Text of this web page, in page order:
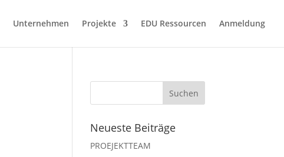
Unternehmen Projekte EDU Ressourcen Anmeldung
Neueste Beiträge
PROEJEKTTEAM